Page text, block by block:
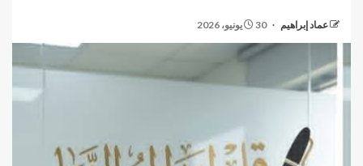
عماد إبراهيم 30 يونيو، 2026